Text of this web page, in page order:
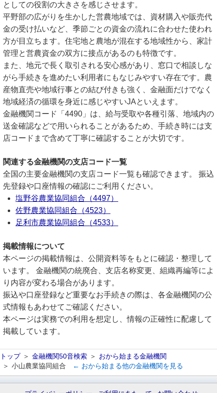
としての役割の大きさを感じさせます。
平野部の広がりを生かした営農地域では、資材購入や販売代
金の受け払いなど、季節ごとの資金の流れに合わせた使われ
方が目立ちます。住宅地と農地が混在する地域性から、家計
管理と営農資金の双方に接点があるのも特徴です。
また、地元で長く取引される安心感があり、窓口で相談しな
がら手続きを進めたい利用者にもなじみやすい存在です。農
産物直売や地域行事との結び付きも強く、金融面だけでなく
地域経済の循環を身近に感じやすいJAといえます。
金融機関コード「4490」は、給与受取や各種引落、地域内の
送金確認などで用いられることがあるため、手続き時には支
店コードまで含めて丁寧に確認することが大切です。
関連する金融機関の支店コード一覧
全国の主要金融機関の支店コード一覧も確認できます。 振込
先登録や口座情報の確認にご利用ください。
塩野谷農業協同組合（4497）
佐野農業協同組合（4523）
足利市農業協同組合（4533）
掲載情報について
本ページの掲載情報は、公開資料等をもとに確認・整理して
います。 金融機関の統廃合、支店名称変更、組織再編等によ
り内容が変わる場合があります。
振込や口座登録など重要なお手続きの際は、各金融機関の公
式情報もあわせてご確認ください。
本ページは実務での利用を想定し、情報の正確性に配慮して
掲載しています。
トップ 金融機関50音検索
おから始まる金融機関
小山農業協同組合
← おから始まる他の金融機関を見る